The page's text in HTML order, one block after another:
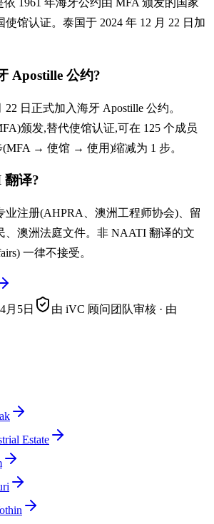
依 1961 年海牙公约由 MFA 颁发的国家
馆认证。泰国于 2024 年 12 月 22 日加
Apostille 公约?
22 日正式加入海牙 Apostille 公约。
颁发,替代使馆认证,可在 125 个成员
(MFA → 使馆 → 使用)缩减为 1 步。
翻译?
业注册(AHPRA、澳洲工程师协会)、留
、澳洲法庭文件。非 NAATI 翻译的文
一律不接受。
月5日 由 iVC 顾问团队审核 · 由
Estate